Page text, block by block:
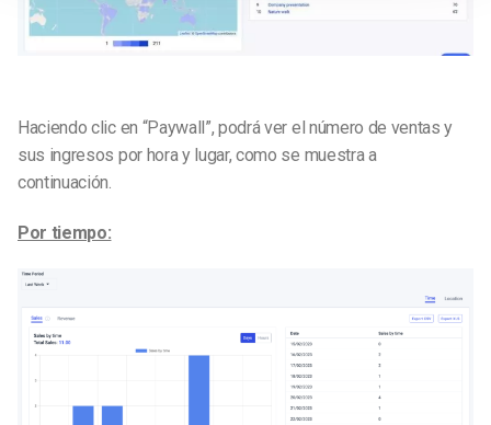
Haciendo clic en “Paywall”, podrá ver el número de ventas y
sus ingresos por hora y lugar, como se muestra a
continuación.
Por tiempo: